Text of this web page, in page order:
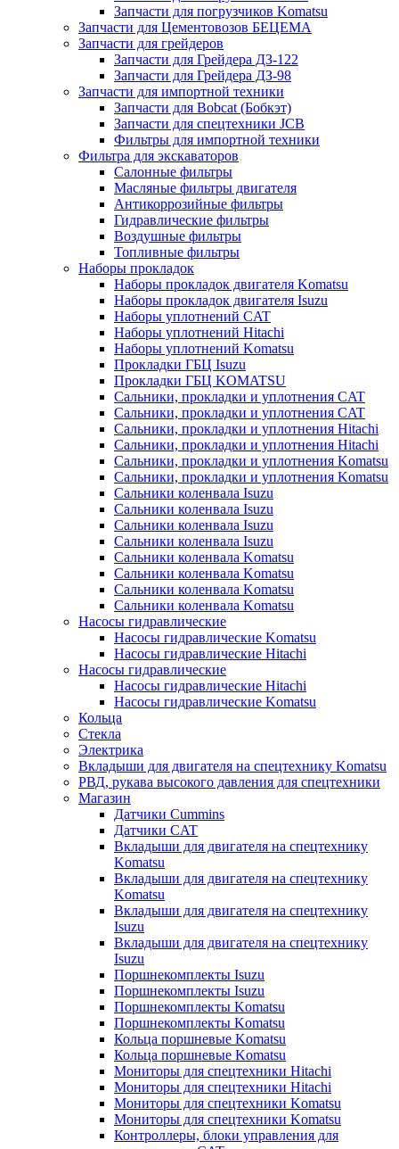
Запчасти для погрузчиков Komatsu
Запчасти для Цементовозов БЕЦЕМА
Запчасти для грейдеров
Запчасти для Грейдера ДЗ-122
Запчасти для Грейдера ДЗ-98
Запчасти для импортной техники
Запчасти для Bobcat (Бобкэт)
Запчасти для спецтехники JCB
Фильтры для импортной техники
Фильтра для экскаваторов
Салонные фильтры
Масляные фильтры двигателя
Антикоррозийные фильтры
Гидравлические фильтры
Воздушные фильтры
Топливные фильтры
Наборы прокладок
Наборы прокладок двигателя Komatsu
Наборы прокладок двигателя Isuzu
Наборы уплотнений CAT
Наборы уплотнений Hitachi
Наборы уплотнений Komatsu
Прокладки ГБЦ Isuzu
Прокладки ГБЦ KOMATSU
Сальники, прокладки и уплотнения CAT
Сальники, прокладки и уплотнения CAT
Сальники, прокладки и уплотнения Hitachi
Сальники, прокладки и уплотнения Hitachi
Сальники, прокладки и уплотнения Komatsu
Сальники, прокладки и уплотнения Komatsu
Сальники коленвала Isuzu
Сальники коленвала Isuzu
Сальники коленвала Isuzu
Сальники коленвала Isuzu
Сальники коленвала Komatsu
Сальники коленвала Komatsu
Сальники коленвала Komatsu
Сальники коленвала Komatsu
Насосы гидравлические
Насосы гидравлические Komatsu
Насосы гидравлические Hitachi
Насосы гидравлические
Насосы гидравлические Hitachi
Насосы гидравлические Komatsu
Кольца
Стекла
Электрика
Вкладыши для двигателя на спецтехнику Komatsu
РВД, рукава высокого давления для спецтехники
Магазин
Датчики Cummins
Датчики CAT
Вкладыши для двигателя на спецтехнику
Komatsu
Вкладыши для двигателя на спецтехнику
Komatsu
Вкладыши для двигателя на спецтехнику
Isuzu
Вкладыши для двигателя на спецтехнику
Isuzu
Поршнекомплекты Isuzu
Поршнекомплекты Isuzu
Поршнекомплекты Komatsu
Поршнекомплекты Komatsu
Кольца поршневые Komatsu
Кольца поршневые Komatsu
Мониторы для спецтехники Hitachi
Мониторы для спецтехники Hitachi
Мониторы для спецтехники Komatsu
Мониторы для спецтехники Komatsu
Контроллеры, блоки управления для